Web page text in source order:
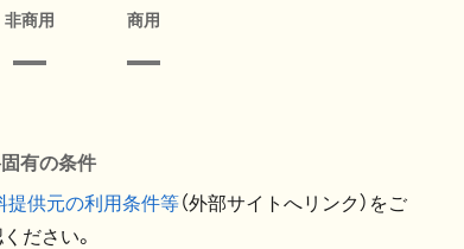
非商用 商用
有の条件
提供元の利用条件等（外部サイトへリンク）をご
ださい。